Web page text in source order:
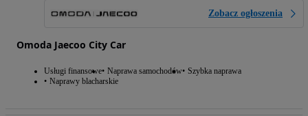
Zobacz ogłoszenia
Omoda Jaecoo City Car
Usługi finansowe Naprawa samochodów Szybka naprawa
Naprawy blacharskie